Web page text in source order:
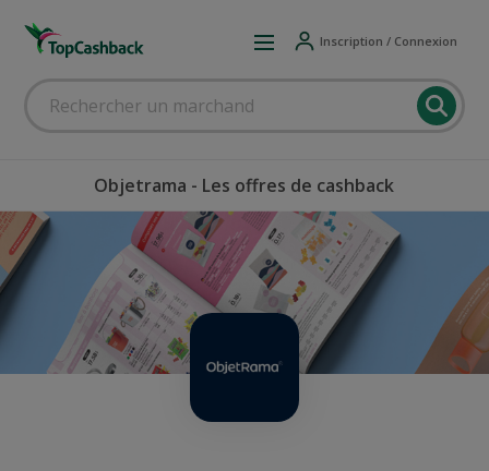
Inscription / Connexion
Objetrama - Les offres de cashback